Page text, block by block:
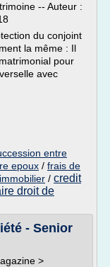
-- Auteur :
du conjoint
la même : Il
pour
avec
entre
epoux / frais de
/ credit
droit de
- Senior
>